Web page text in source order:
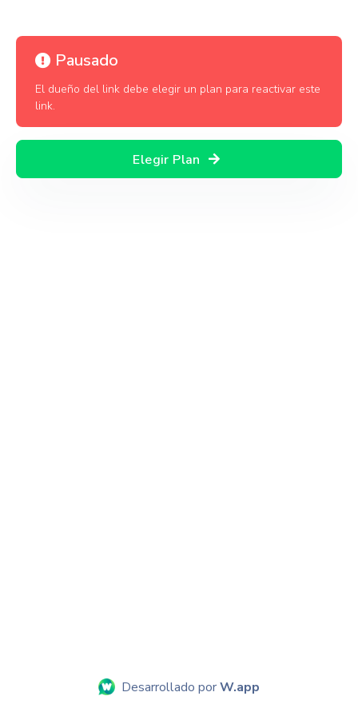
Pausado
El dueño del link debe elegir un plan para reactivar este
link.
Elegir Plan
Desarrollado porW.app